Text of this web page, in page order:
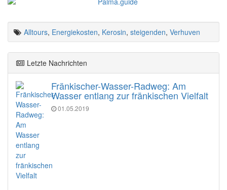
Alltours, Energiekosten, Kerosin, steigenden, Verhuven
Letzte Nachrichten
Fränkischer-Wasser-Radweg: Am
Wasser entlang zur fränkischen Vielfalt
01.05.2019